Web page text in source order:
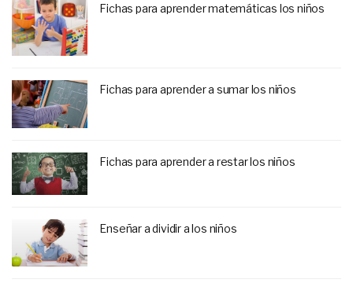
Fichas para aprender matemáticas los niños
Fichas para aprender a sumar los niños
Fichas para aprender a restar los niños
Enseñar a dividir a los niños